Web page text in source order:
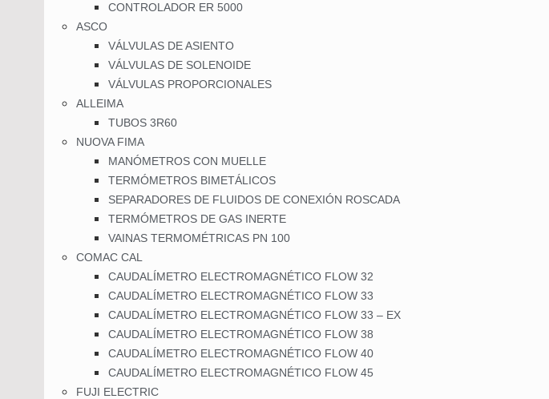
CONTROLADOR ER 5000
ASCO
VÁLVULAS DE ASIENTO
VÁLVULAS DE SOLENOIDE
VÁLVULAS PROPORCIONALES
ALLEIMA
TUBOS 3R60
NUOVA FIMA
MANÓMETROS CON MUELLE
TERMÓMETROS BIMETÁLICOS
SEPARADORES DE FLUIDOS DE CONEXIÓN ROSCADA
TERMÓMETROS DE GAS INERTE
VAINAS TERMOMÉTRICAS PN 100
COMAC CAL
CAUDALÍMETRO ELECTROMAGNÉTICO FLOW 32
CAUDALÍMETRO ELECTROMAGNÉTICO FLOW 33
CAUDALÍMETRO ELECTROMAGNÉTICO FLOW 33 – EX
CAUDALÍMETRO ELECTROMAGNÉTICO FLOW 38
CAUDALÍMETRO ELECTROMAGNÉTICO FLOW 40
CAUDALÍMETRO ELECTROMAGNÉTICO FLOW 45
FUJI ELECTRIC